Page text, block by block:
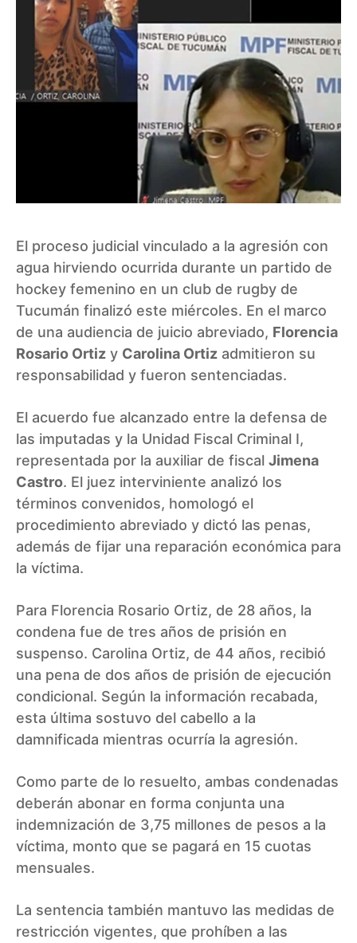
El proceso judicial vinculado a la agresión con
agua hirviendo ocurrida durante un partido de
hockey femenino en un club de rugby de
Tucumán finalizó este miércoles. En el marco
de una audiencia de juicio abreviado, Florencia
Rosario Ortiz y Carolina Ortiz admitieron su
responsabilidad y fueron sentenciadas.
El acuerdo fue alcanzado entre la defensa de
las imputadas y la Unidad Fiscal Criminal I,
representada por la auxiliar de fiscal Jimena
Castro. El juez interviniente analizó los
términos convenidos, homologó el
procedimiento abreviado y dictó las penas,
además de fijar una reparación económica para
la víctima.
Para Florencia Rosario Ortiz, de 28 años, la
condena fue de tres años de prisión en
suspenso. Carolina Ortiz, de 44 años, recibió
una pena de dos años de prisión de ejecución
condicional. Según la información recabada,
esta última sostuvo del cabello a la
damnificada mientras ocurría la agresión.
Como parte de lo resuelto, ambas condenadas
deberán abonar en forma conjunta una
indemnización de 3,75 millones de pesos a la
víctima, monto que se pagará en 15 cuotas
mensuales.
La sentencia también mantuvo las medidas de
restricción vigentes, que prohíben a las